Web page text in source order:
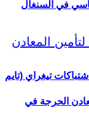
تيغراي (تايم
في السنغال
الحرجة في